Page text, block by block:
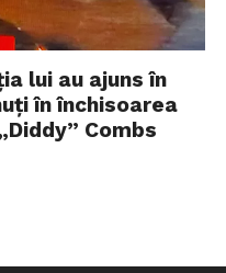
lui au ajuns în
în închisoarea
Combs